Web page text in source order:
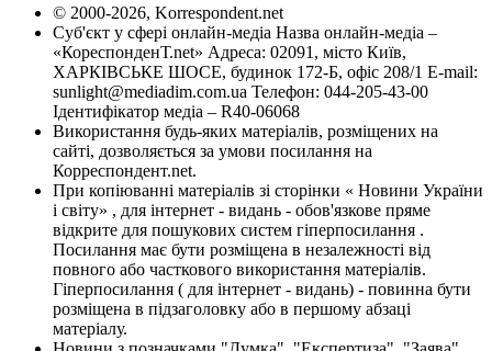
© 2000-2026, Korrespondent.net
Суб'єкт у сфері онлайн-медіа Назва онлайн-медіа –
«КореспонденТ.net» Адреса: 02091, місто Київ,
ХАРКІВСЬКЕ ШОСЕ, будинок 172-Б, офіс 208/1 E-mail:
sunlight@mediadim.com.ua Телефон: 044-205-43-00
Ідентифікатор медіа – R40-06068
Використання будь-яких матеріалів, розміщених на
сайті, дозволяється за умови посилання на
Корреспондент.net.
При копіюванні матеріалів зі сторінки « Новини України
і світу» , для інтернет - видань - обов'язкове пряме
відкрите для пошукових систем гіперпосилання .
Посилання має бути розміщена в незалежності від
повного або часткового використання матеріалів.
Гіперпосилання ( для інтернет - видань) - повинна бути
розміщена в підзаголовку або в першому абзаці
матеріалу.